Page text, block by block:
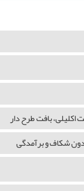
اکلیلی، بافت طرح دار
شکاف و برآمدگی